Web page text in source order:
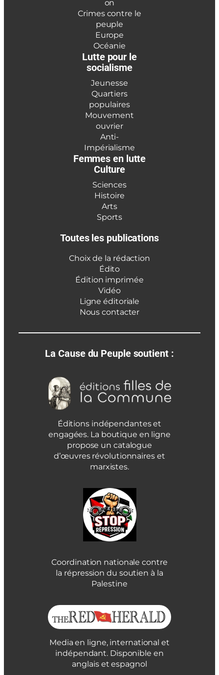
on
Crimes contre le
peuple
Europe
Océanie
Lutte pour le
socialisme
Jeunesse
Quartiers
populaires
Mouvement
ouvrier
Anti-
Impérialisme
Femmes en lutte
Culture
Sciences
Histoire
Arts
Sports
Toutes les publications
Choix de la rédaction
Édito
Édition imprimée
Vidéo
Ligne éditoriale
Nous contacter
La Cause du Peuple soutient :
Éditions indépendantes et
engagées. La boutique en ligne
propose un catalogue
d’œuvres révolutionnaires et
marxistes.
Coordination nationale contre
la répression du soutien à la
Palestine
Media en ligne, international et
indépendant. Disponible en
anglais et espagnol